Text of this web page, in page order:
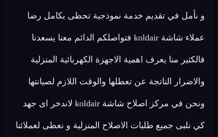
و نأمل في تقديم خدمة نموذجية تحظى بكامل رضا
عملاء شاشة koldair فتواصلكم الدائم معنا يسعدنا
فالكثير منا يعرف اهمية الاجهزة الكهربائية المنزلية
والاضرار الناتجة عن تعطلها والوقت اللازم لصيانتها
ونحن في مركز اصلاح شاشة koldair لاندخر اى جهد
كي نلبى جميع طلبات الاصلاح المنزلية و نعطى لعملائنا